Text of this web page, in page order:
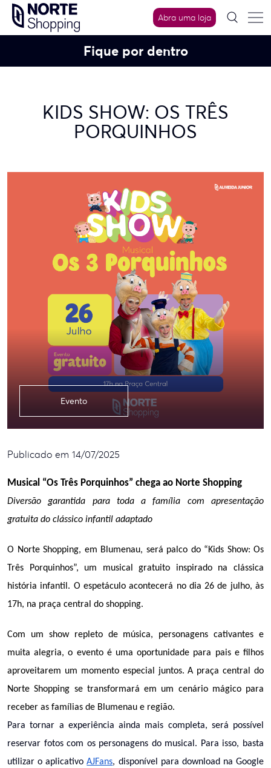
Skip
content
Abra uma loja
Fique por dentro
KIDS SHOW: OS TRÊS
PORQUINHOS
Evento
Publicado em 14/07/2025
Musical “Os Três Porquinhos” chega ao Norte Shopping
Diversão garantida para toda a família com apresentação
gratuita do clássico infantil adaptado
O Norte Shopping, em Blumenau, será palco do “Kids Show: Os
Três Porquinhos”, um musical gratuito inspirado na clássica
história infantil. O espetáculo acontecerá no dia 26 de julho, às
17h, na praça central do shopping.
Com um show repleto de música, personagens cativantes e
muita alegria, o evento é uma oportunidade para pais e filhos
aproveitarem um momento especial juntos. A praça central do
Norte Shopping se transformará em um cenário mágico para
receber as famílias de Blumenau e região.
Para tornar a experiência ainda mais completa, será possível
reservar fotos com os personagens do musical. Para isso, basta
utilizar o aplicativoAJFans, disponível para download na Google